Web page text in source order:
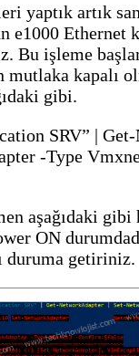
yaptık artık
e1000 Ethernet
Bu işleme
mutlaka kapalı
gibi.
SRV” |
-Type
aşağıdaki gibi
ON
duruma getiriniz.